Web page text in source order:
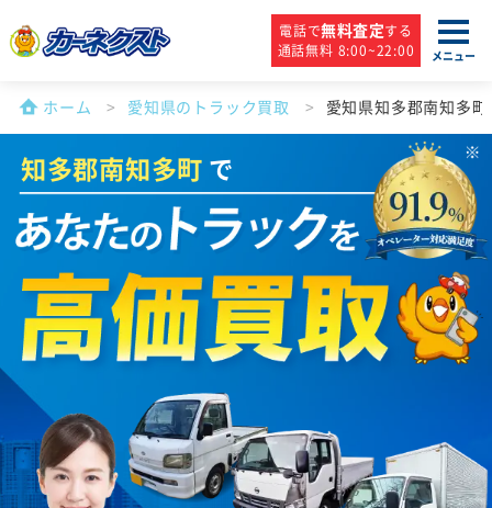
電話で無料査定する
通話無料 8:00~22:00
メニュー
ホーム 愛知県のトラック買取 愛知県知多郡南知多
知多郡南知多町 で